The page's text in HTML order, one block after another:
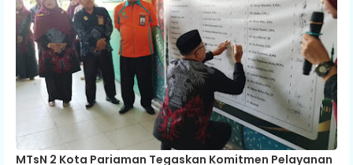
MTsN 2 Kota Pariaman Tegaskan Komitmen Pelayanan